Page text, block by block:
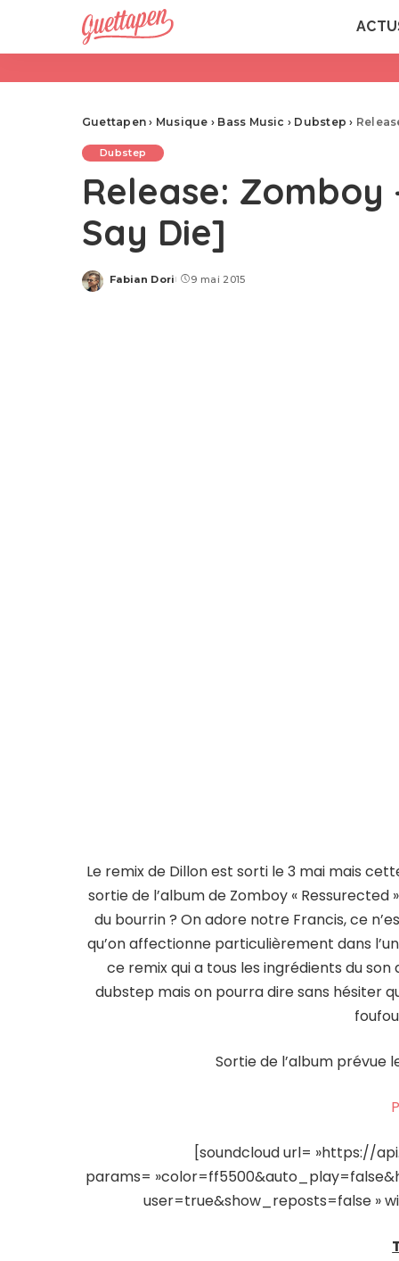
Guettapen › Musique › Bass Music › Dubstep ›
Dubstep
Release:
Say Die]
Posted
Fabian Dori 9 mai 2015
Le remix de Dillon est sorti le 3 mai mais
sortie de l’album de Zomboy « Ressurected
du bourrin ? On adore notre Francis, ce
qu’on affectionne particulièrement dans
ce remix qui a tous les ingrédients du
dubstep mais on pourra dire sans hésiter
Sortie de l’album prévue
[soundcloud url= »https://
params=
user=true&show_reposts=false »